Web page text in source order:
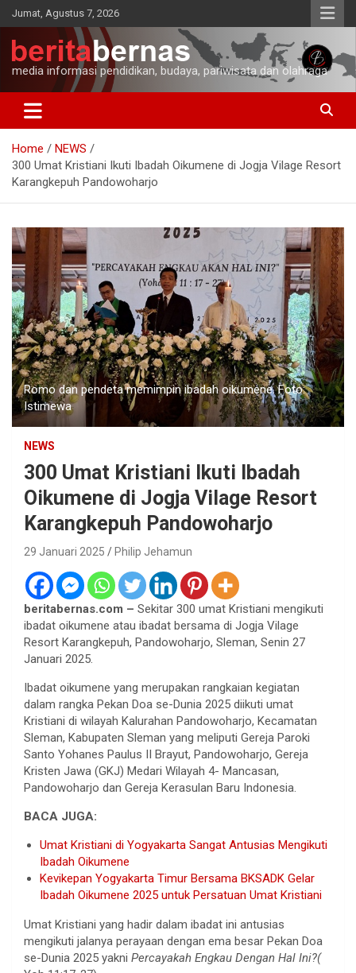
Skip
to
content
Jumat, Agustus 7, 2026
media informasi pendidikan, budaya, pariwisata dan olahraga
Home
NEWS
300 Umat Kristiani Ikuti Ibadah Oikumene di Jogja Vilage Resort
Karangkepuh Pandowoharjo
Romo dan pendeta memimpin ibadah oikumene. Foto:
Istimewa
NEWS
300 Umat Kristiani Ikuti Ibadah
Oikumene di Jogja Vilage Resort
Karangkepuh Pandowoharjo
29 Januari 2025 Philip Jehamun
beritabernas.com – Sekitar 300 umat Kristiani mengikuti
ibadat oikumene atau ibadat bersama di Jogja Vilage
Resort Karangkepuh, Pandowoharjo, Sleman, Senin 27
Januari 2025.
Ibadat oikumene yang merupakan rangkaian kegiatan
dalam rangka Pekan Doa se-Dunia 2025 diikuti umat
Kristiani di wilayah Kalurahan Pandowoharjo, Kecamatan
Sleman, Kabupaten Sleman yang meliputi Gereja Paroki
Santo Yohanes Paulus II Brayut, Pandowoharjo, Gereja
Kristen Jawa (GKJ) Medari Wilayah 4- Mancasan,
Pandowoharjo dan Gereja Kerasulan Baru Indonesia.
BACA JUGA:
Umat Kristiani di Yogyakarta Sangat Antusias Mengikuti
Ibadah Oikumene
Kevikepan Yogyakarta Timur Bersama BKSADK Gelar
Ibadah Oikumene 2025 untuk Persatuan Umat Kristiani
Umat Kristiani yang hadir dalam ibadat ini antusias
mengikuti jalanya perayaan dengan ema besar Pekan Doa
se-Dunia 2025 yakni Percayakah Engkau Dengan Hal Ini?(